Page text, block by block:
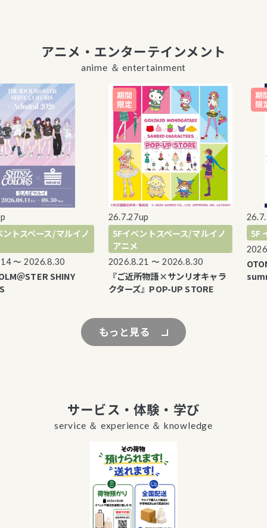
アニメ・エンターテインメント
anime ＆ entertainment
スペース/マルイノ
2026.8.30
＠STER SHINY
26.7.27up
5Fイベントスペース/マルイノ
アニメ
2026.8.21 〜 2026.8.30
『ご近所物語×サンリオキャラ
クターズ』POP-UP STORE
5F
もっと見る
サービス・体験・学び
service ＆ experience ＆ knowledge